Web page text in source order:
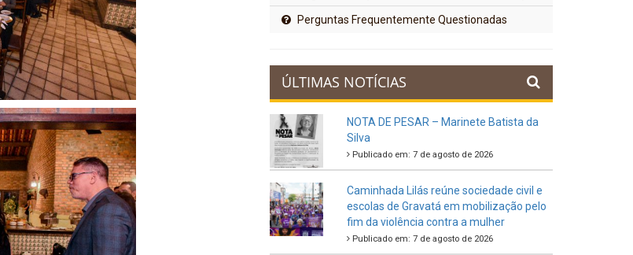
Perguntas Frequentemente Questionadas
ÚLTIMAS NOTÍCIAS
NOTA DE PESAR – Marinete Batista da
Silva
Publicado em: 7 de agosto de 2026
Caminhada Lilás reúne sociedade civil e
escolas de Gravatá em mobilização pelo
fim da violência contra a mulher
Publicado em: 7 de agosto de 2026